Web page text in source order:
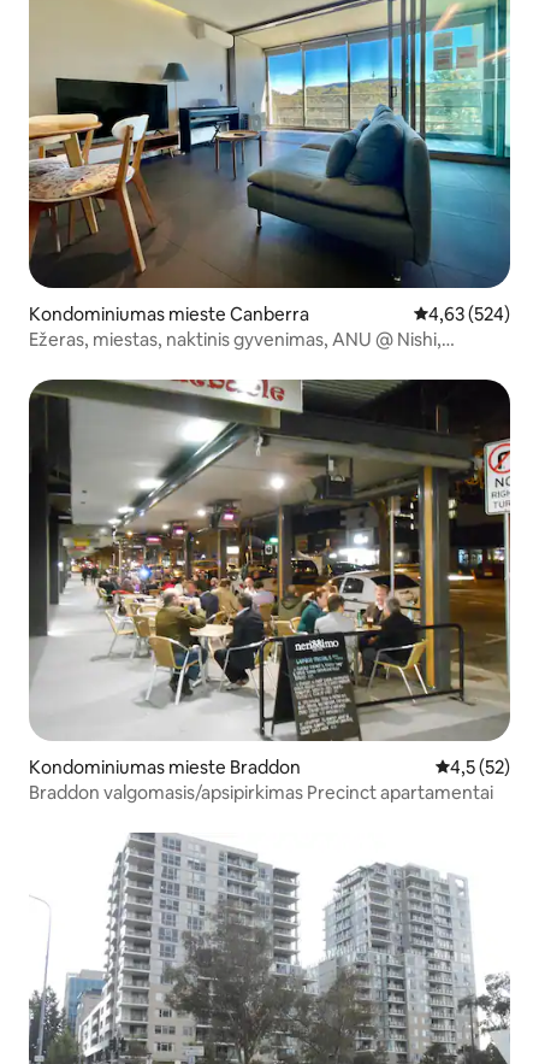
Kondominiumas mieste Canberra Vidutinis
4,63 (524)
Ežeras, miestas, naktinis gyvenimas, ANU @ Nishi,
Kondominiumas mieste Braddon Vidutinis
4,5 (52)
Braddon valgomasis/apsipirkimas Precinct apartamentai